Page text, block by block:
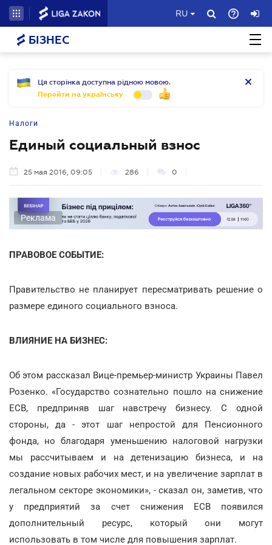
RU
БІЗНЕС
Ця сторінка доступна рідною мовою.
Перейти на українську
Налоги
Единый социальный взнос
25 мая 2016, 09:05 286 0
Реклама
ПРАВОВОЕ СОБЫТИЕ:
Правительство не планирует пересматривать решение о
размере единого социального взноса.
ВЛИЯНИЕ НА БИЗНЕС:
Об этом рассказал Вице-премьер-министр Украины Павел
Розенко. «Государство сознательно пошло на снижение
ЕСВ, предприняв шаг навстречу бизнесу. С одной
стороны, да - этот шаг непростой для Пенсионного
фонда, но благодаря уменьшению налоговой нагрузки
мы рассчитываем и на детенизацию бизнеса, и на
создание новых рабочих мест, и на увеличение зарплат в
легальном секторе экономики», - сказал он, заметив, что
у предприятий за счет снижения ЕСВ появился
дополнительный ресурс, который они могут
использовать в том числе для повышения зарплат.